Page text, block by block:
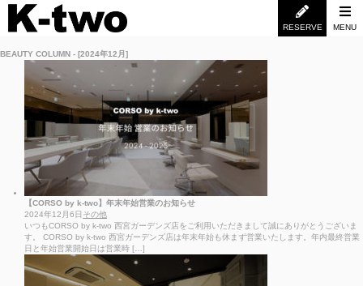
RESERVE MENU
BEAUTY COLUMN - [2024年12月]
【CORSO by k-two】年末年始営業のお知らせ
2024年12月6日 その他
いつもCORSO by k-two 西宮ガーデンズ店をご利用いただきまして誠にありがとうございま
す。 CORSO by k-two 西宮ガーデンズ店は年末年始も休まず営業いたします。年内最終営業
日と年始営業開始日は営業時 […]